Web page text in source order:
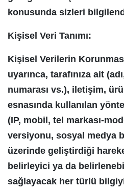
konusunda sizleri
Kişisel Veri Tanımı:
Kişisel Verilerin
uyarınca, tarafınıza ait
numarası vs.), iletişim,
esnasında kullanılan
(IP, mobil, tel markası-
versiyonu, sosyal medya
üzerinde geliştirdiği
belirleyici ya da
sağlayacak her türlü